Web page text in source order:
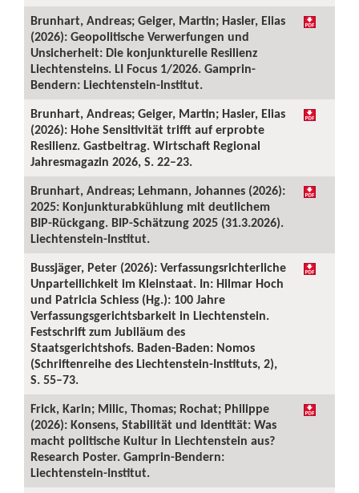
Brunhart, Andreas; Geiger, Martin; Hasler, Elias
(2026): Geopolitische Verwerfungen und
Unsicherheit: Die konjunkturelle Resilienz
Liechtensteins. LI Focus 1/2026. Gamprin-
Bendern: Liechtenstein-Institut.
Brunhart, Andreas; Geiger, Martin; Hasler, Elias
(2026): Hohe Sensitivität trifft auf erprobte
Resilienz. Gastbeitrag. Wirtschaft Regional
Jahresmagazin 2026, S. 22–23.
Brunhart, Andreas; Lehmann, Johannes (2026):
2025: Konjunkturabkühlung mit deutlichem
BIP-Rückgang. BIP-Schätzung 2025 (31.3.2026).
Liechtenstein-Institut.
Bussjäger, Peter (2026): Verfassungsrichterliche
Unparteilichkeit im Kleinstaat. In: Hilmar Hoch
und Patricia Schiess (Hg.): 100 Jahre
Verfassungsgerichtsbarkeit in Liechtenstein.
Festschrift zum Jubiläum des
Staatsgerichtshofs. Baden-Baden: Nomos
(Schriftenreihe des Liechtenstein-Instituts, 2),
S. 55–73.
Frick, Karin; Milic, Thomas; Rochat; Philippe
(2026): Konsens, Stabilität und Identität: Was
macht politische Kultur in Liechtenstein aus?
Research Poster. Gamprin-Bendern:
Liechtenstein-Institut.